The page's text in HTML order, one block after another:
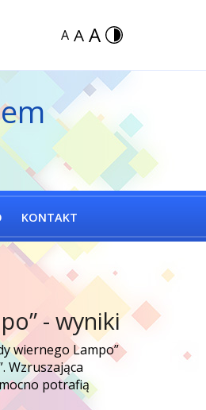
A A A
KONTAKT
- wyniki
wiernego Lampo”
Wzruszająca
potrafią